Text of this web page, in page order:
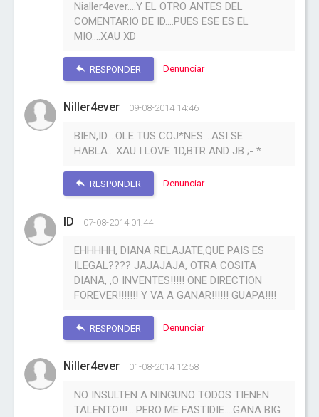
Nialler4ever....Y EL OTRO ANTES DEL
COMENTARIO DE ID....PUES ESE ES EL
MIO....XAU XD
RESPONDER Denunciar
Niller4ever 09-08-2014 14:46
BIEN,ID....OLE TUS COJ*NES....ASI SE
HABLA....XAU I LOVE 1D,BTR AND JB ;- *
RESPONDER Denunciar
ID 07-08-2014 01:44
EHHHHH, DIANA RELAJATE,QUE PAIS ES
ILEGAL???? JAJAJAJA, OTRA COSITA
DIANA, ,O INVENTES!!!!! ONE DIRECTION
FOREVER!!!!!!! Y VA A GANAR!!!!!! GUAPA!!!!
RESPONDER Denunciar
Niller4ever 01-08-2014 12:58
NO INSULTEN A NINGUNO TODOS TIENEN
TALENTO!!!....PERO ME FASTIDIE....GANA BIG